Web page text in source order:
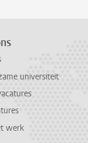
universiteit
werk